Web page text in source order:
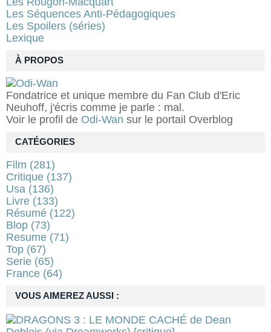
À PROPOS
Fondatrice et unique membre du Fan Club d'Eric
Neuhoff, j'écris comme je parle : mal.
Voir le profil de Odi-Wan sur le portail Overblog
VOUS AIMEREZ AUSSI :
Les Séquences Anti-Pédagogiques
Les Spoilers (séries)
Lexique
CATÉGORIES
Film (281)
Critique (137)
Usa (136)
Livre (133)
Résumé (122)
Blop (73)
Resume (71)
Top (67)
Serie (65)
France (64)